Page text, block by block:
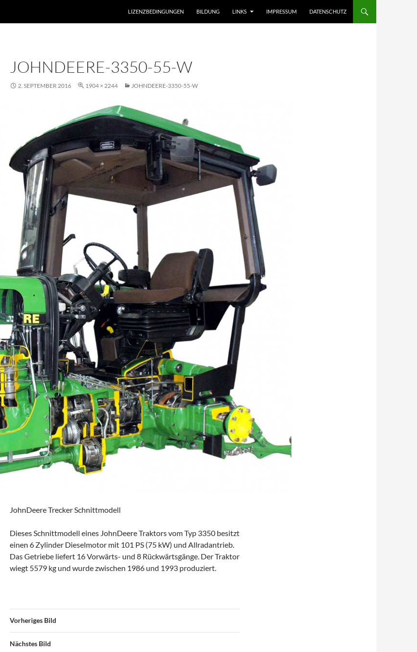
LIZENZBEDINGUNGEN BILDUNG LINKS IMPRESSUM DATENSCHUTZ
JOHNDEERE-3350-55-W
2. SEPTEMBER 2016 1904 × 2244 JOHNDEERE-3350-55-W
JohnDeere Trecker Schnittmodell
Dieses Schnittmodell eines JohnDeere Traktors vom Typ 3350 besitzt
einen 6 Zylinder Dieselmotor mit 101 PS (75 kW) und Allradantrieb.
Das Getriebe liefert 16 Vorwärts- und 8 Rückwärtsgänge. Der Traktor
wiegt 5579 kg und wurde zwischen 1986 und 1993 produziert.
Vorheriges Bild
Nächstes Bild